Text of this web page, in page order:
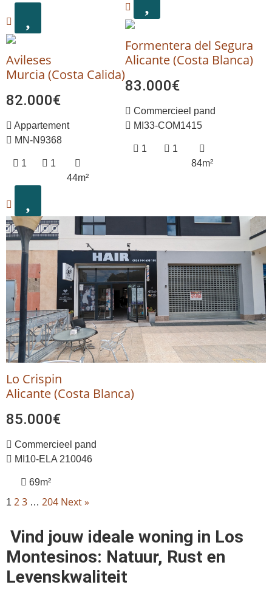
Avileses
Murcia (Costa Calida)
82.000€
Appartement
MN-N9368
1
1
44m²
Formentera del Segura
Alicante (Costa Blanca)
83.000€
Commercieel pand
MI33-COM1415
1
1
84m²
Lo Crispin
Alicante (Costa Blanca)
85.000€
Commercieel pand
MI10-ELA 210046
69m²
1 23 … 204 Next »
Vind jouw ideale woning in Los
Montesinos: Natuur, Rust en
Levenskwaliteit